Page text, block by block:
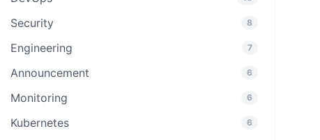
Security 8
Engineering 7
Announcement 6
Monitoring 6
Kubernetes 6